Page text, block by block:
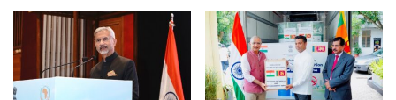
o
o
k
e
A
p
p
i
k